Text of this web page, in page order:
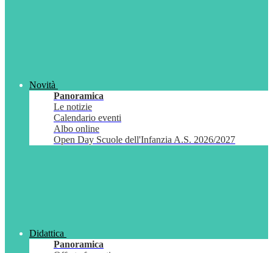
Novità
Panoramica
Le notizie
Calendario eventi
Albo online
Open Day Scuole dell'Infanzia A.S. 2026/2027
Didattica
Panoramica